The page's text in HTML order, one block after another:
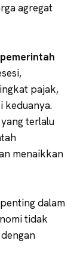
agregat
pajak,
keduanya.
terlalu
menaikkan
dalam
tidak